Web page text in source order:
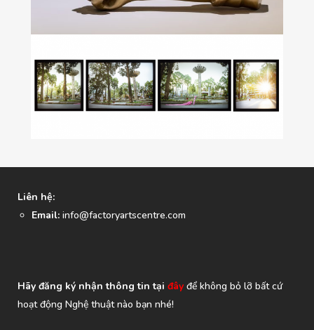
Liên hệ:
Email: info@factoryartscentre.com
Hãy đăng ký nhận thông tin tại đây để không bỏ lỡ bất cứ
hoạt động Nghệ thuật nào bạn nhé!